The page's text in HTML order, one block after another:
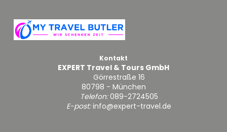
Kontakt
EXPERT Travel & Tours GmbH
Görrestraße 16
80798 - München
Telefon:089-2724505
E-post:info@expert-travel.de